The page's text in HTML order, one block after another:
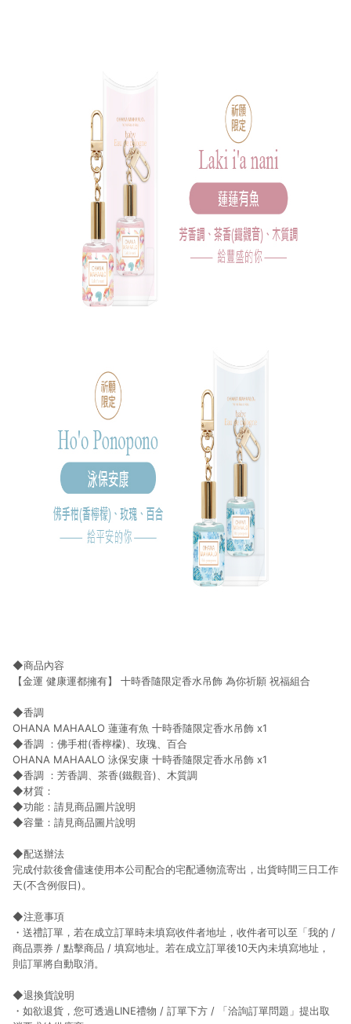
◆商品內容
【金運 健康運都擁有】 十時香隨限定香水吊飾 為你祈願 祝福組合
◆香調
OHANA MAHAALO 蓮蓮有魚 十時香隨限定香水吊飾 x1
◆香調 ：佛手柑(香檸檬)、玫瑰、百合
OHANA MAHAALO 泳保安康 十時香隨限定香水吊飾 x1
◆香調 ：芳香調、茶香(鐵觀音)、木質調
◆材質：
◆功能：請見商品圖片說明
◆容量：請見商品圖片說明
◆配送辦法
完成付款後會儘速使用本公司配合的宅配通物流寄出，出貨時間三日工作
天(不含例假日)。
◆注意事項
・送禮訂單，若在成立訂單時未填寫收件者地址，收件者可以至「我的 /
商品票券 / 點擊商品 / 填寫地址。若在成立訂單後10天內未填寫地址，
則訂單將自動取消。
◆退換貨說明
・如欲退貨，您可透過LINE禮物 / 訂單下方 / 「洽詢訂單問題」提出取